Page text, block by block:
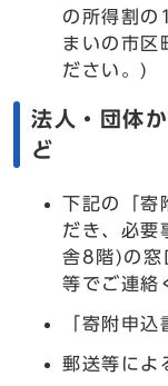
の所得割の
まいの市区
ださい。)
法人・団体
ど
下記の「寄
だき、必要
舎8階)の窓
等でご連絡
「寄附申
郵送等によ